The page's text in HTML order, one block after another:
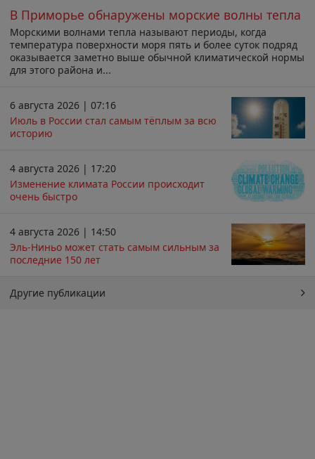
В Приморье обнаружены морские волны тепла
Морскими волнами тепла называют периоды, когда
температура поверхности моря пять и более суток подряд
оказывается заметно выше обычной климатической нормы
для этого района и...
6 августа 2026 | 07:16
Июль в России стал самым тёплым за всю
историю
4 августа 2026 | 17:20
Изменение климата России происходит
очень быстро
4 августа 2026 | 14:50
Эль-Ниньо может стать самым сильным за
последние 150 лет
Другие публикации